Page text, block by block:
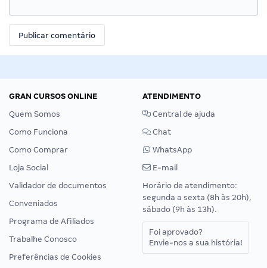
GRAN CURSOS ONLINE
Quem Somos
Como Funciona
Como Comprar
Loja Social
Validador de documentos
Conveniados
Programa de Afiliados
Trabalhe Conosco
Preferências de Cookies
ATENDIMENTO
Central de ajuda
Chat
WhatsApp
E-mail
Horário de atendimento:
segunda a sexta (8h às 20h),
sábado (9h às 13h).
Foi aprovado?
Envie-nos a sua história!